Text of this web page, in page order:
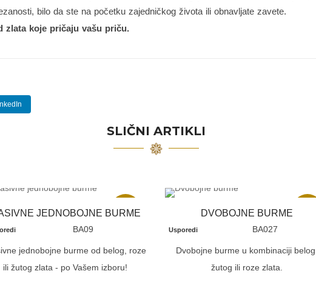
bilo da ste na početku zajedničkog života ili obnavljate zavete.
zlata koje pričaju vašu priču.
SLIČNI ARTIKLI
Akcija
JEDNOBOJNE BURME
BA09
jednobojne burme od belog, roze
ili žutog zlata - po Vašem izboru!
DVOBOJNE BURME
Usporedi BA027
Dvobojne burme u kombinaciji belog,
žutog ili roze zlata.